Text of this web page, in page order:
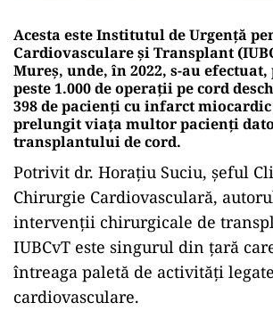
Acesta este Institutul de Urgenţă
Cardiovasculare şi Transplant
Mureş, unde, în 2022, s-au
peste 1.000 de operații pe cord
398 de pacienţi cu infarct
prelungit viața multor pacienți
transplantului de cord.
Potrivit dr. Horațiu Suciu, șeful
Chirurgie Cardiovasculară,
intervenții chirurgicale de
IUBCvT este singurul din țară
întreaga paletă de activități
cardiovasculare.